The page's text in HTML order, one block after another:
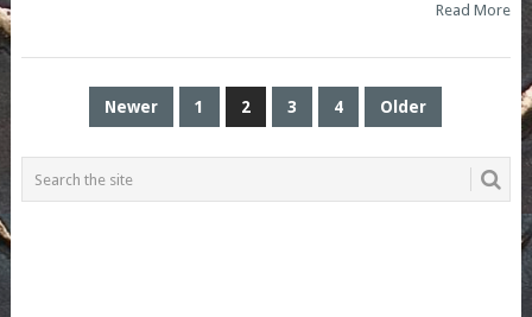
Read More
Newer 1 2 3 4 Older